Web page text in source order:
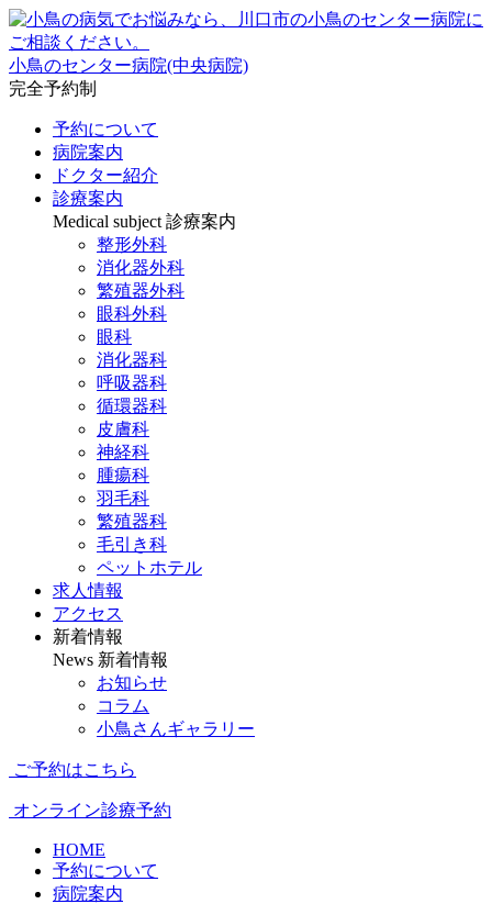
小鳥のセンター病院(中央病院)
完全予約制
予約について
病院案内
ドクター紹介
診療案内
Medical subject 診療案内
整形外科
消化器外科
繁殖器外科
眼科外科
眼科
消化器科
呼吸器科
循環器科
皮膚科
神経科
腫瘍科
羽毛科
繁殖器科
毛引き科
ペットホテル
求人情報
アクセス
新着情報
News 新着情報
お知らせ
コラム
小鳥さんギャラリー
ご予約はこちら
オンライン診療予約
HOME
予約について
病院案内